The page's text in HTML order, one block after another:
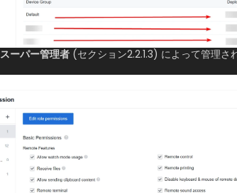
スーパー管理者 (セクション2.2.1.3) によって管理さ